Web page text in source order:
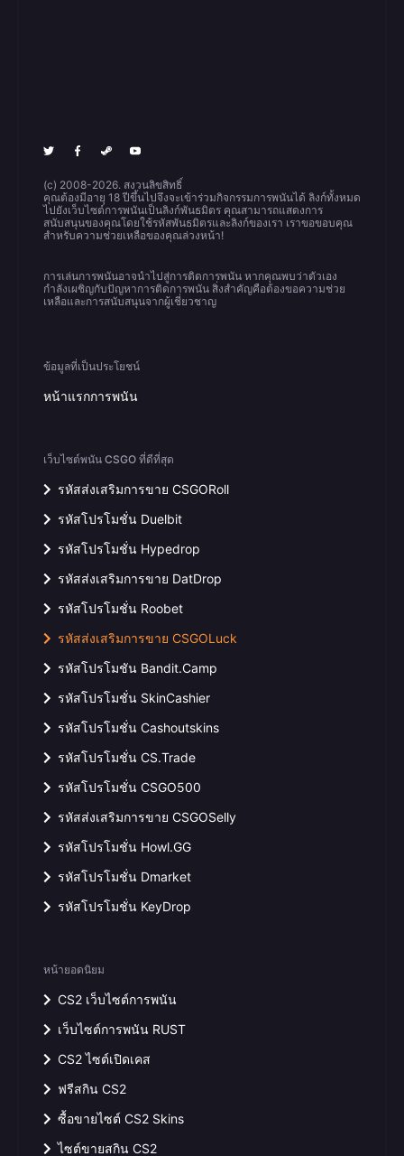
(c) 2008-2026. สงวนลิขสิทธิ์
คุณต้องมีอายุ 18 ปีขึ้นไปจึงจะเข้าร่วมกิจกรรมการพนันได้ ลิงก์ทั้งหมด
ไปยังเว็บไซต์การพนันเป็นลิงก์พันธมิตร คุณสามารถแสดงการ
สนับสนุนของคุณโดยใช้รหัสพันธมิตรและลิงก์ของเรา เราขอขอบคุณ
สำหรับความช่วยเหลือของคุณล่วงหน้า!
การเล่นการพนันอาจนำไปสู่การติดการพนัน หากคุณพบว่าตัวเอง
กำลังเผชิญกับปัญหาการติดการพนัน สิ่งสำคัญคือต้องขอความช่วย
เหลือและการสนับสนุนจากผู้เชี่ยวชาญ
เว็บไซต์พนัน CSGO ที่ดีที่สุด
รหัสส่งเสริมการขาย CSGORoll
รหัสโปรโมชั่น Duelbit
รหัสโปรโมชั่น Hypedrop
รหัสส่งเสริมการขาย DatDrop
รหัสโปรโมชั่น Roobet
รหัสส่งเสริมการขาย CSGOLuck
รหัสโปรโมชัน Bandit.Camp
รหัสโปรโมชั่น SkinCashier
รหัสโปรโมชั่น Cashoutskins
รหัสโปรโมชั่น CS.Trade
รหัสโปรโมชั่น CSGO500
รหัสส่งเสริมการขาย CSGOSelly
รหัสโปรโมชั่น Howl.GG
รหัสโปรโมชั่น Dmarket
รหัสโปรโมชั่น KeyDrop
หน้ายอดนิยม
CS2 เว็บไซต์การพนัน
เว็บไซต์การพนัน RUST
CS2 ไซต์เปิดเคส
ฟรีสกิน CS2
ซื้อขายไซต์ CS2 Skins
ไซต์ขายสกิน CS2
ข้อมูลที่เป็นประโยชน์
หน้าแรกการพนัน